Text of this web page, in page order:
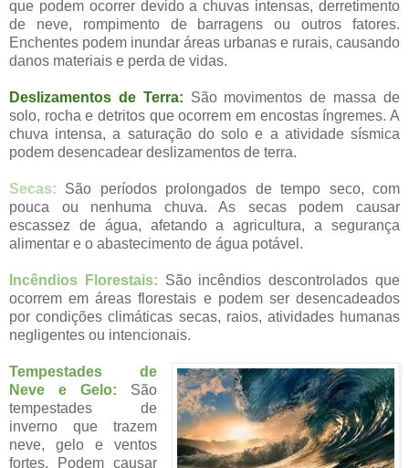
que podem ocorrer devido a chuvas intensas, derretimento
de neve, rompimento de barragens ou outros fatores.
Enchentes podem inundar áreas urbanas e rurais, causando
danos materiais e perda de vidas.
Deslizamentos de Terra: São movimentos de massa de
solo, rocha e detritos que ocorrem em encostas íngremes. A
chuva intensa, a saturação do solo e a atividade sísmica
podem desencadear deslizamentos de terra.
Secas: São períodos prolongados de tempo seco, com
pouca ou nenhuma chuva. As secas podem causar
escassez de água, afetando a agricultura, a segurança
alimentar e o abastecimento de água potável.
Incêndios Florestais: São incêndios descontrolados que
ocorrem em áreas florestais e podem ser desencadeados
por condições climáticas secas, raios, atividades humanas
negligentes ou intencionais.
Tempestades de
Neve e Gelo: São
tempestades de
inverno que trazem
neve, gelo e ventos
fortes. Podem causar